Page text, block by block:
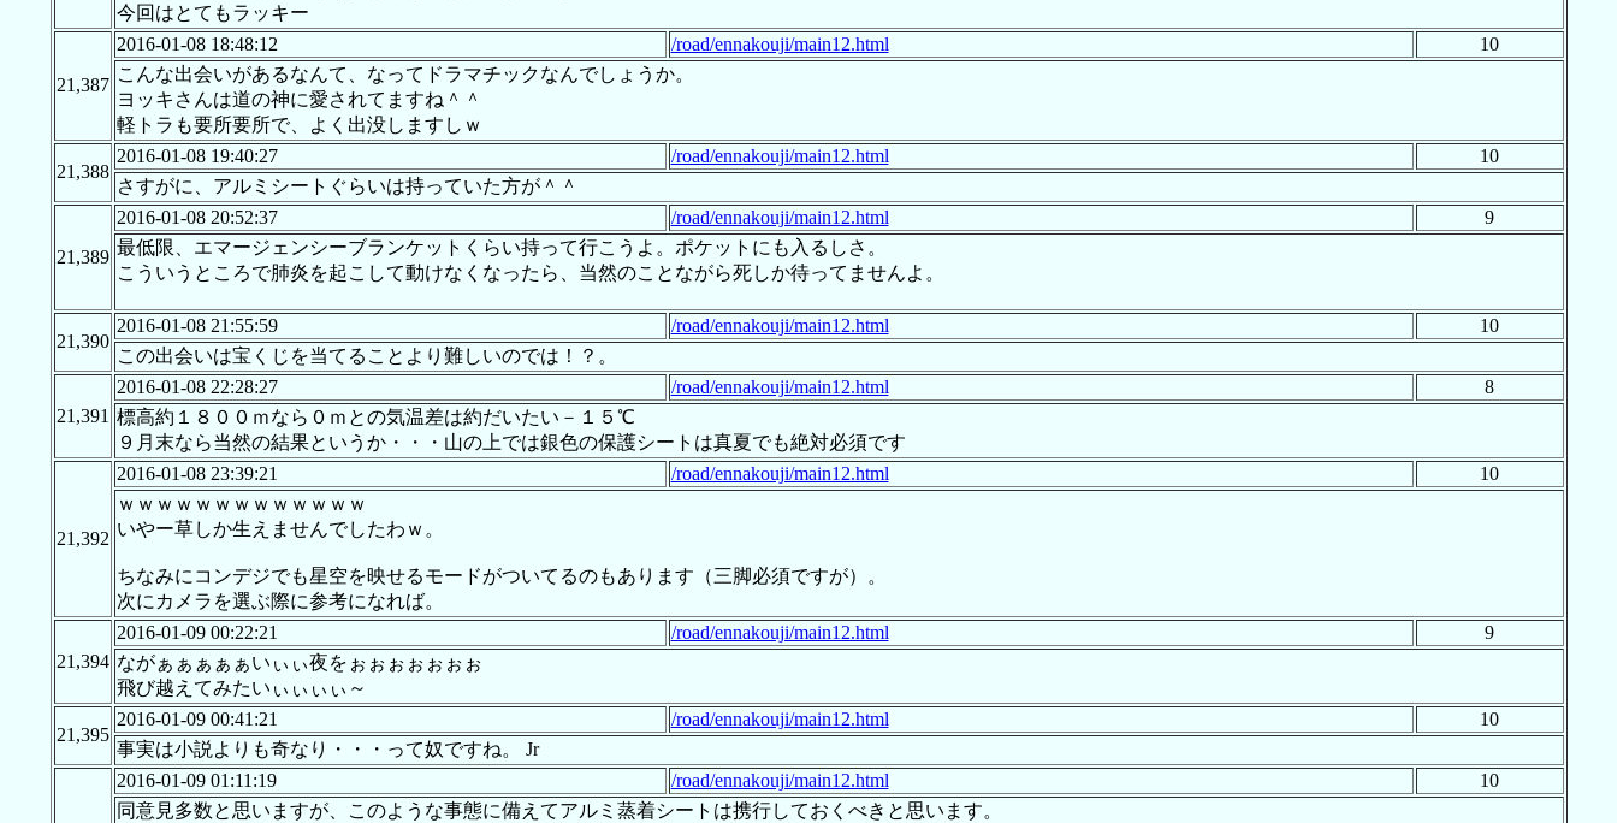
今回はとてもラッキー
21,387
2016-01-08 18:48:12 /road/ennakouji/main12.html
10
こんな出会いがあるなんて、なってドラマチックなんでしょうか。
ヨッキさんは道の神に愛されてますね＾＾
軽トラも要所要所で、よく出没しますしｗ
21,388
2016-01-08 19:40:27 /road/ennakouji/main12.html
10
さすがに、アルミシートぐらいは持っていた方が＾＾
21,389
2016-01-08 20:52:37 /road/ennakouji/main12.html
9
最低限、エマージェンシーブランケットくらい持って行こうよ。ポケットにも入るしさ。
こういうところで肺炎を起こして動けなくなったら、当然のことながら死しか待ってませんよ。
21,390
2016-01-08 21:55:59 /road/ennakouji/main12.html
10
この出会いは宝くじを当てることより難しいのでは！？。
21,391
2016-01-08 22:28:27 /road/ennakouji/main12.html
8
標高約１８００ｍなら０ｍとの気温差は約だいたい－１５℃
９月末なら当然の結果というか・・・山の上では銀色の保護シートは真夏でも絶対必須です
21,392
2016-01-08 23:39:21 /road/ennakouji/main12.html
10
ｗｗｗｗｗｗｗｗｗｗｗｗｗ
いやー草しか生えませんでしたわｗ。
ちなみにコンデジでも星空を映せるモードがついてるのもあります（三脚必須ですが）。
次にカメラを選ぶ際に参考になれば。
21,394
2016-01-09 00:22:21 /road/ennakouji/main12.html
9
ながぁぁぁぁぁいぃぃ夜をぉぉぉぉぉぉぉ
飛び越えてみたいぃぃぃぃ～
21,395
2016-01-09 00:41:21 /road/ennakouji/main12.html
10
事実は小説よりも奇なり・・・って奴ですね。 Jr
2016-01-09 01:11:19 /road/ennakouji/main12.html
10
同意見多数と思いますが、このような事態に備えてアルミ蒸着シートは携行しておくべきと思います。